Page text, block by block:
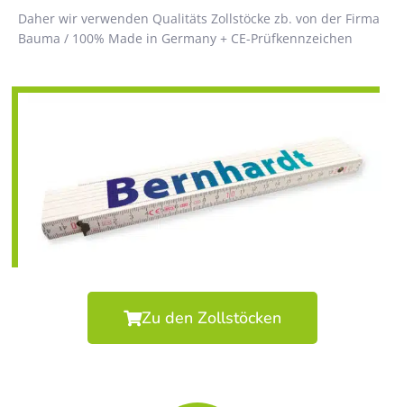
Daher wir verwenden Qualitäts Zollstöcke zb. von der Firma
Bauma / 100% Made in Germany + CE-Prüfkennzeichen
Zu den Zollstöcken